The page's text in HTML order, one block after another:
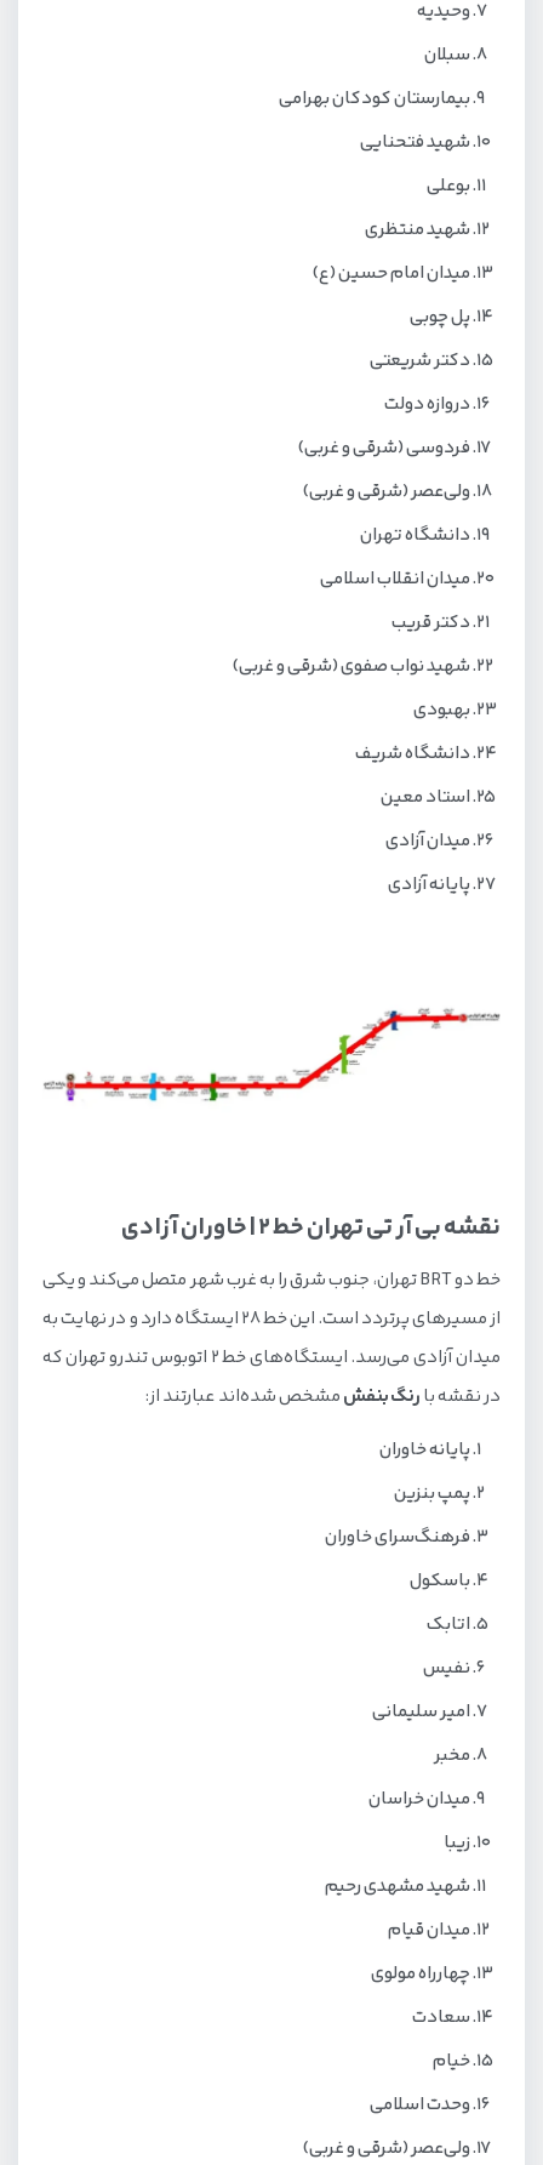
وحیدیه
سبلان
بیمارستان کودکان بهرامی
شهید فتحنایی
بوعلی
شهید منتظری
میدان امام حسین (ع)
پل چوبی
دکتر شریعتی
دروازه دولت
فردوسی (شرقی و غربی)
ولی‌عصر (شرقی و غربی)
دانشگاه تهران
میدان انقلاب اسلامی
دکتر قریب
شهید نواب صفوی (شرقی و غربی)
بهبودی
دانشگاه شریف
استاد معین
میدان آزادی
پایانه آزادی
نقشه بی آر تی تهران خط 2 | خاوران آزادی
خط دو BRT تهران، جنوب شرق را به غرب شهر متصل می‌کند و یکی
از مسیرهای پرتردد است. این خط 28 ایستگاه دارد و در نهایت به
میدان آزادی می‌رسد. ایستگاه‌های خط 2 اتوبوس‌ تندرو تهران که
در نقشه بارنگ بنفشمشخص شده‌اند عبارتند از:
پایانه خاوران
پمپ بنزین
فرهنگ‌سرای خاوران
باسکول
اتابک
نفیس
امیر سلیمانی
مخبر
میدان خراسان
زیبا
شهید مشهدی رحیم
میدان قیام
چهارراه مولوی
سعادت
خیام
وحدت اسلامی
ولی‌عصر (شرقی و غربی)